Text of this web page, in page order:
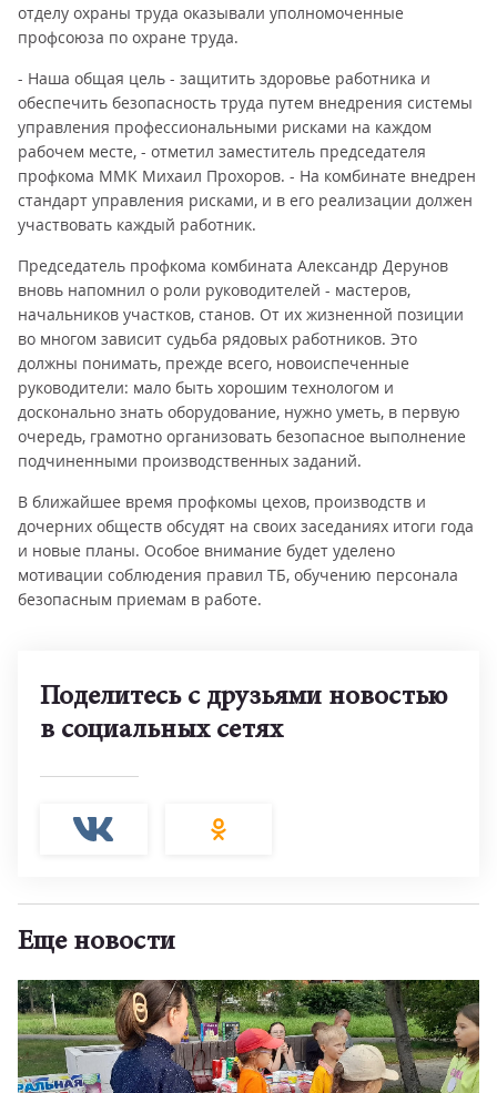
отделу охраны труда оказывали уполномоченные
профсоюза по охране труда.
- Наша общая цель - защитить здоровье работника и
обеспечить безопасность труда путем внедрения системы
управления профессиональными рисками на каждом
рабочем месте, - отметил заместитель председателя
профкома ММК Михаил Прохоров. - На комбинате внедрен
стандарт управления рисками, и в его реализации должен
участвовать каждый работник.
Председатель профкома комбината Александр Дерунов
вновь напомнил о роли руководителей - мастеров,
начальников участков, станов. От их жизненной позиции
во многом зависит судьба рядовых работников. Это
должны понимать, прежде всего, новоиспеченные
руководители: мало быть хорошим технологом и
досконально знать оборудование, нужно уметь, в первую
очередь, грамотно организовать безопасное выполнение
подчиненными производственных заданий.
В ближайшее время профкомы цехов, производств и
дочерних обществ обсудят на своих заседаниях итоги года
и новые планы. Особое внимание будет уделено
мотивации соблюдения правил ТБ, обучению персонала
безопасным приемам в работе.
Поделитесь с друзьями новостью
в социальных сетях
Еще новости